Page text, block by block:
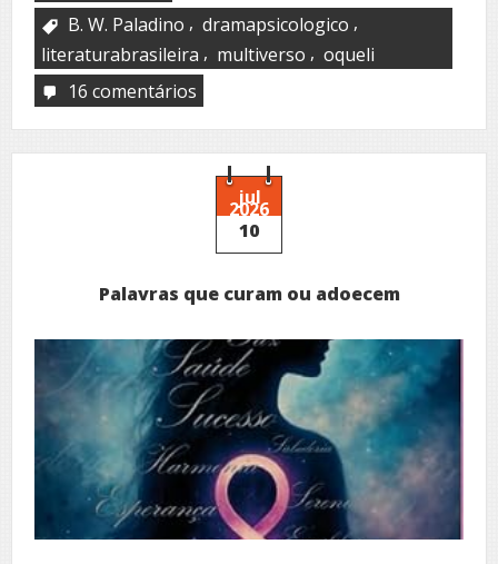
B. W. Paladino , dramapsicologico ,
literaturabrasileira , multiverso , oqueli
16 comentários
mente
brilhante
por
multiverso
jul
2026
10
Palavras que curam ou adoecem